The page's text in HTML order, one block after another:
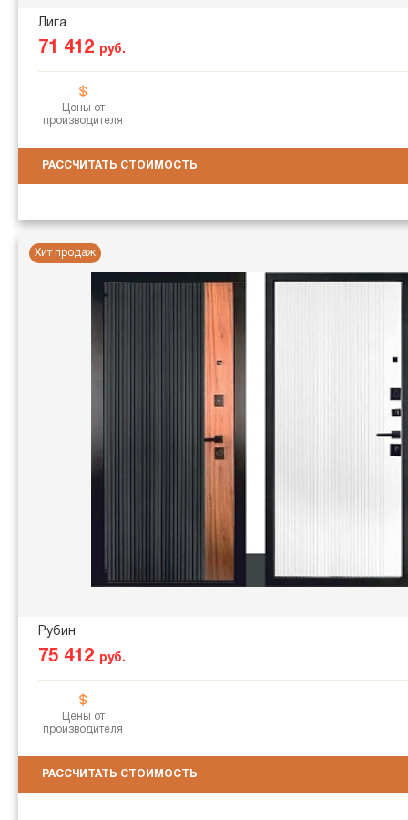
Лига
71 412 руб.
Цены от
производителя
РАССЧИТАТЬ СТОИМОСТЬ
Хит продаж
Рубин
75 412 руб.
Цены от
производителя
РАССЧИТАТЬ СТОИМОСТЬ